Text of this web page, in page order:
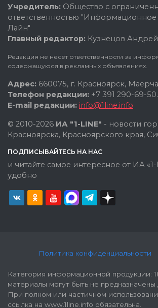
Учредитель: Общество с
ответственностью "Информационное
Лайн"
Главный редактор: Кузнецов
Редакция не несет ответственности за
содержащуюся в рекламных объявлениях.
Адрес: 660075, г. Красноярск,
Телефон редакции: +7 391 290-69-50.
E-mail редакции: info@1line.info
© 2010-2026 ИА "1-LINE" - новости
Красноярска, Красноярского края,
ПОДПИСЫВАЙТЕСЬ НА НАС
и читайте самое интересное от ИА «1-
удобно
Политика конфиденциальности
Категория информационной продукции:
материалы могут быть не предназначены
При полном или частичном
ссылка на www.1line.info обязательна.